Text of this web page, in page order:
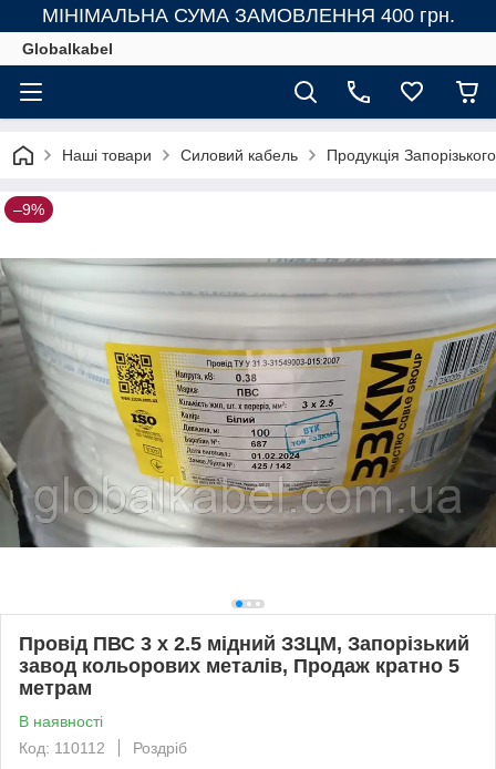
МІНІМАЛЬНА СУМА ЗАМОВЛЕННЯ 400 грн.
Globalkabel
Наші товари Силовий кабель Продукція
–9%
Провід ПВС 3 х 2.5 мідний ЗЗЦМ, Запорізький
завод кольорових металів, Продаж кратно 5
метрам
В наявності
Код: 110112
Роздріб